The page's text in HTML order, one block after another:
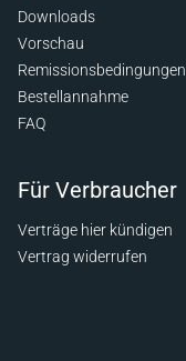
Downloads
Vorschau
Remissionsbedingungen
Bestellannahme
FAQ
Für Verbraucher
Verträge hier kündigen
Vertrag widerrufen